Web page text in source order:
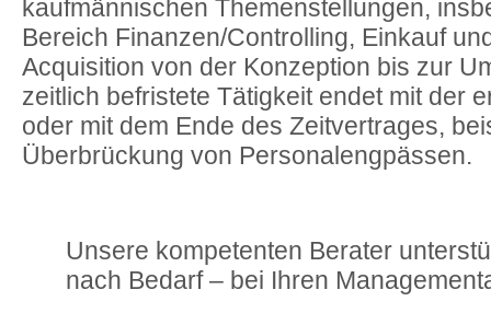
kaufmännischen Themenstellungen,
Bereich Finanzen/Controlling, Einkauf
Acquisition von der Konzeption bis zur
zeitlich befristete Tätigkeit endet mit der
oder mit dem Ende des Zeitvertrages,
Überbrückung von Personalengpässen.
Unsere kompetenten Berater
nach Bedarf – bei Ihren